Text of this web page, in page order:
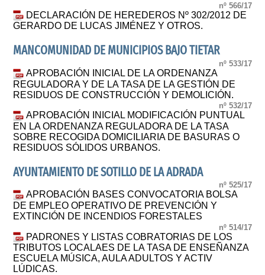
nº 566/17
DECLARACIÓN DE HEREDEROS Nº 302/2012 DE
GERARDO DE LUCAS JIMÉNEZ Y OTROS.
MANCOMUNIDAD DE MUNICIPIOS BAJO TIETAR
nº 533/17
APROBACIÓN INICIAL DE LA ORDENANZA
REGULADORA Y DE LA TASA DE LA GESTIÓN DE
RESIDUOS DE CONSTRUCCIÓN Y DEMOLICIÓN.
nº 532/17
APROBACIÓN INICIAL MODIFICACIÓN PUNTUAL
EN LA ORDENANZA REGULADORA DE LA TASA
SOBRE RECOGIDA DOMICILIARIA DE BASURAS O
RESIDUOS SÓLIDOS URBANOS.
AYUNTAMIENTO DE SOTILLO DE LA ADRADA
nº 525/17
APROBACIÓN BASES CONVOCATORIA BOLSA
DE EMPLEO OPERATIVO DE PREVENCIÓN Y
EXTINCIÓN DE INCENDIOS FORESTALES
nº 514/17
PADRONES Y LISTAS COBRATORIAS DE LOS
TRIBUTOS LOCALAES DE LA TASA DE ENSEÑANZA
ESCUELA MÚSICA, AULA ADULTOS Y ACTIV
LÚDICAS.